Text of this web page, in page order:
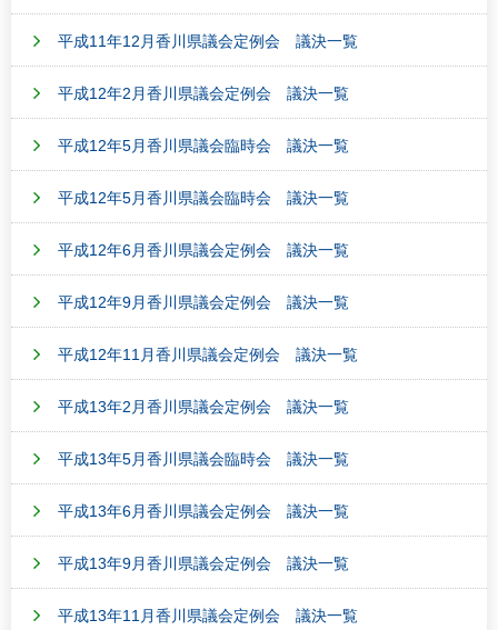
平成11年12月香川県議会定例会 議決一覧
平成12年2月香川県議会定例会 議決一覧
平成12年5月香川県議会臨時会 議決一覧
平成12年5月香川県議会臨時会 議決一覧
平成12年6月香川県議会定例会 議決一覧
平成12年9月香川県議会定例会 議決一覧
平成12年11月香川県議会定例会 議決一覧
平成13年2月香川県議会定例会 議決一覧
平成13年5月香川県議会臨時会 議決一覧
平成13年6月香川県議会定例会 議決一覧
平成13年9月香川県議会定例会 議決一覧
平成13年11月香川県議会定例会 議決一覧